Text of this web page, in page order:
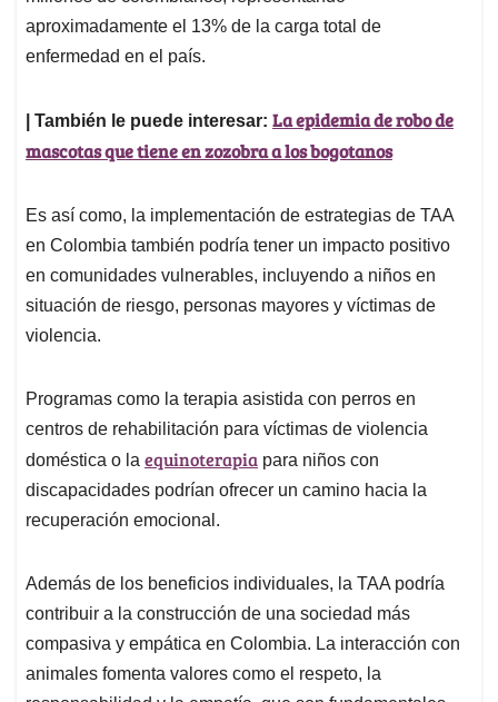
aproximadamente el 13% de la carga total de
enfermedad en el país.
| También le puede interesar: La epidemia de robo de
mascotas que tiene en zozobra a los bogotanos
Es así como, la implementación de estrategias de TAA
en Colombia también podría tener un impacto positivo
en comunidades vulnerables, incluyendo a niños en
situación de riesgo, personas mayores y víctimas de
violencia.
Programas como la terapia asistida con perros en
centros de rehabilitación para víctimas de violencia
doméstica o la equinoterapia para niños con
discapacidades podrían ofrecer un camino hacia la
recuperación emocional.
Además de los beneficios individuales, la TAA podría
contribuir a la construcción de una sociedad más
compasiva y empática en Colombia. La interacción con
animales fomenta valores como el respeto, la